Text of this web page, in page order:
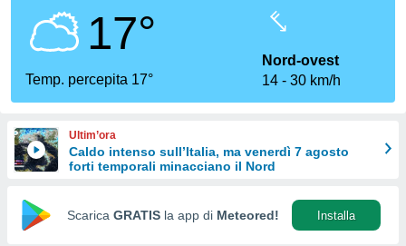
per
le
di
Web
17°
Temp. percepita 17°
Nord-ovest
14
30 km/h
Ultim’ora
Caldo intenso sull’Italia, ma venerdì 7 agosto
forti temporali minacciano il Nord
Scarica GRATIS la app di Meteored! Installa